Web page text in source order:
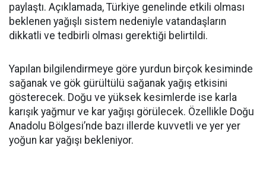
paylaştı. Açıklamada, Türkiye genelinde etkili olması
beklenen yağışlı sistem nedeniyle vatandaşların
dikkatli ve tedbirli olması gerektiği belirtildi.
Yapılan bilgilendirmeye göre yurdun birçok kesiminde
sağanak ve gök gürültülü sağanak yağış etkisini
gösterecek. Doğu ve yüksek kesimlerde ise karla
karışık yağmur ve kar yağışı görülecek. Özellikle Doğu
Anadolu Bölgesi’nde bazı illerde kuvvetli ve yer yer
yoğun kar yağışı bekleniyor.